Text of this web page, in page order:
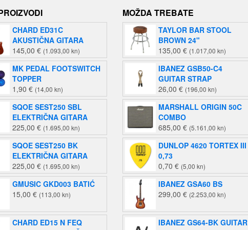
CHARD ED31C
AKUSTIČNA GITARA
145,00 € (1.093,00 kn)
MK PEDAL FOOTSWITCH
TOPPER
1,90 € (14,00 kn)
SQOE SEST250 SBL
ELEKTRIČNA GITARA
225,00 € (1.695,00 kn)
SQOE SEST250 BK
ELEKTRIČNA GITARA
225,00 € (1.695,00 kn)
GMUSIC GKD003 BATIĆ
15,00 € (113,00 kn)
CHARD ED15 N FEQ
MOŽDA TREBATE
TAYLOR BAR STOOL
BROWN 24"
135,00 € (1.017,00 kn)
IBANEZ GSB50-C4
GUITAR STRAP
26,00 € (196,00 kn)
MARSHALL ORIGIN 50C
COMBO
685,00 € (5.161,00 kn)
DUNLOP 4620 TORTEX III
0,73
0,70 € (5,00 kn)
IBANEZ GSA60 BS
299,00 € (2.253,00 kn)
IBANEZ GS64-BK GUITAR